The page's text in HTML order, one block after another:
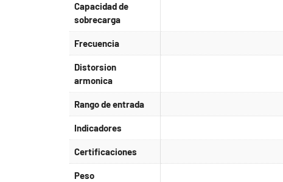
Capacidad de
sobrecarga
Frecuencia
Distorsion
armonica
Rango de entrada
Indicadores
Certificaciones
Peso